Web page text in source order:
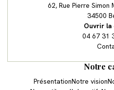
62, Rue Pierre Simon
34500
Ouvrir la
04 67 31
Notre
PrésentationNotre vision